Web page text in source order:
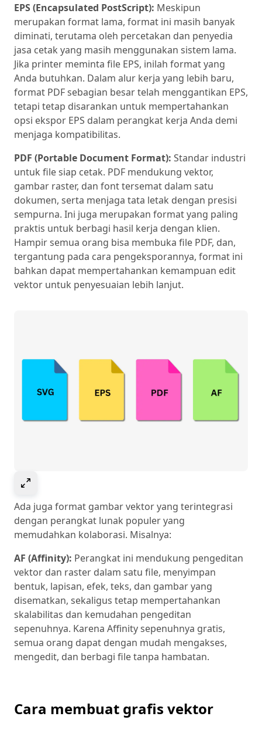
EPS (Encapsulated PostScript): Meskipun
merupakan format lama, format ini masih banyak
diminati, terutama oleh percetakan dan penyedia
jasa cetak yang masih menggunakan sistem lama.
Jika printer meminta file EPS, inilah format yang
Anda butuhkan. Dalam alur kerja yang lebih baru,
format PDF sebagian besar telah menggantikan EPS,
tetapi tetap disarankan untuk mempertahankan
opsi ekspor EPS dalam perangkat kerja Anda demi
menjaga kompatibilitas.
PDF (Portable Document Format): Standar industri
untuk file siap cetak. PDF mendukung vektor,
gambar raster, dan font tersemat dalam satu
dokumen, serta menjaga tata letak dengan presisi
sempurna. Ini juga merupakan format yang paling
praktis untuk berbagi hasil kerja dengan klien.
Hampir semua orang bisa membuka file PDF, dan,
tergantung pada cara pengeksporannya, format ini
bahkan dapat mempertahankan kemampuan edit
vektor untuk penyesuaian lebih lanjut.
Ada juga format gambar vektor yang terintegrasi
dengan perangkat lunak populer yang
memudahkan kolaborasi. Misalnya:
AF (Affinity): Perangkat ini mendukung pengeditan
vektor dan raster dalam satu file, menyimpan
bentuk, lapisan, efek, teks, dan gambar yang
disematkan, sekaligus tetap mempertahankan
skalabilitas dan kemudahan pengeditan
sepenuhnya. Karena Affinity sepenuhnya gratis,
semua orang dapat dengan mudah mengakses,
mengedit, dan berbagi file tanpa hambatan.
Cara membuat grafis vektor